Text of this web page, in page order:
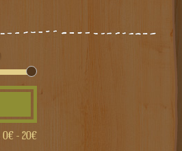
mínimo
máximo
0€- 20€